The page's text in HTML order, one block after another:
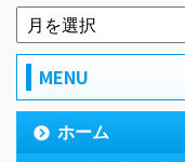
MENU
ホーム